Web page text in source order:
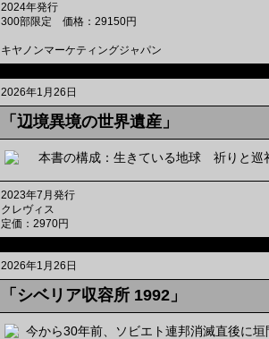
2024年発行
300部限定 価格：29150円
キヤノンマーケティングジャパン
2026年1月26日
「辺境異境の世界遺産」
本書の構成：生きている地球 祈りと
2023年7月発行
クレヴィス
定価：2970円
2026年1月26日
「シベリア収容所 1992」
今から30年前、ソビエト連邦消滅直後に